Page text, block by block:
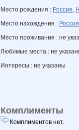
Место рождения : Россия,
Место нахождения : Россия
Место проживания : не
Любимые места : не
Интересы : не указаны
Комплименты
Комплиментов нет.